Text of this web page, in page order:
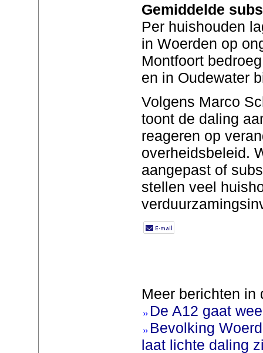
Gemiddelde
Per huishouden
in Woerden op
Montfoort
en in Oudewater
Volgens Marco
toont de daling
reageren op
overheidsbeleid.
aangepast of
stellen veel
Meer berichten in
De A12 gaat
Bevolking
laat lichte daling